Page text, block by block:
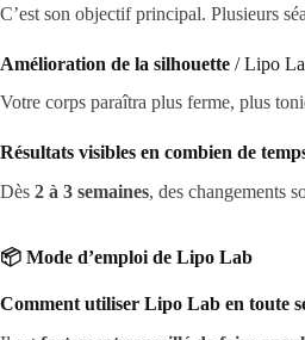
C’est son objectif principal. Plusieurs
Amélioration de la silhouette / Lipo
Votre corps paraîtra plus ferme, plus
Résultats visibles en combien de
Dès 2 à 3 semaines, des changements
📦 Mode d’emploi de Lipo Lab
Comment utiliser Lipo Lab en toute